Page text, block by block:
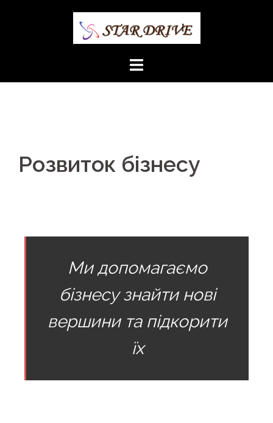
Розвиток бізнесу
Ми допомагаємо
бізнесу знайти нові
вершини та підкорити
їх